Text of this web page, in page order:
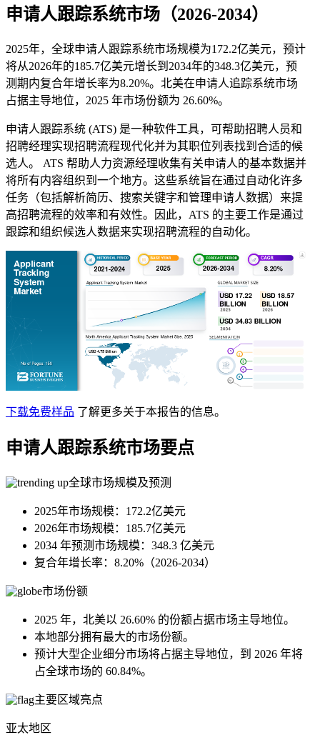
申请人跟踪系统市场（2026-2034）
2025年，全球申请人跟踪系统市场规模为172.2亿美元，预计
将从2026年的185.7亿美元增长到2034年的348.3亿美元，预
测期内复合年增长率为8.20%。北美在申请人追踪系统市场
占据主导地位，2025 年市场份额为 26.60%。
申请人跟踪系统 (ATS) 是一种软件工具，可帮助招聘人员和
招聘经理实现招聘流程现代化并为其职位列表找到合适的候
选人。 ATS 帮助人力资源经理收集有关申请人的基本数据并
将所有内容组织到一个地方。这些系统旨在通过自动化许多
任务（包括解析简历、搜索关键字和管理申请人数据）来提
高招聘流程的效率和有效性。因此，ATS 的主要工作是通过
跟踪和组织候选人数据来实现招聘流程的自动化。
下载免费样品 了解更多关于本报告的信息。
申请人跟踪系统市场要点
全球市场规模及预测
2025年市场规模：172.2亿美元
2026年市场规模：185.7亿美元
2034 年预测市场规模：348.3 亿美元
复合年增长率：8.20%（2026-2034）
市场份额
2025 年，北美以 26.60% 的份额占据市场主导地位。
本地部分拥有最大的市场份额。
预计大型企业细分市场将占据主导地位，到 2026 年将
占全球市场的 60.84%。
主要区域亮点
亚太地区